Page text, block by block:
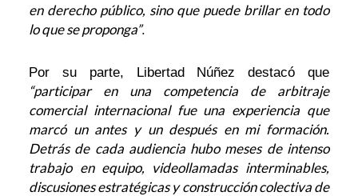
en derecho público, sino que puede brillar en todo
lo que se proponga”.
Por su parte, Libertad Núñez destacó que
“participar en una competencia de arbitraje
comercial internacional fue una experiencia que
marcó un antes y un después en mi formación.
Detrás de cada audiencia hubo meses de intenso
trabajo en equipo, videollamadas interminables,
discusiones estratégicas y construcción colectiva de